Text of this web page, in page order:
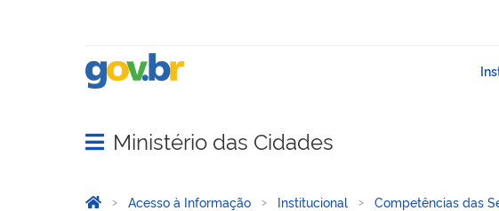
Abrir menu principal de navegação
Ministério das Cidades
Você está aqui:
Página Inicial
Acesso à Informação Institucional Competências das